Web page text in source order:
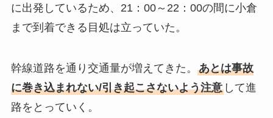
に出発しているため、21：00～22：00の間に小倉
まで到着できる目処は立っていた。
幹線道路を通り交通量が増えてきた。 あとは事故
に巻き込まれない/引き起こさないよう注意して進
路をとっていく。